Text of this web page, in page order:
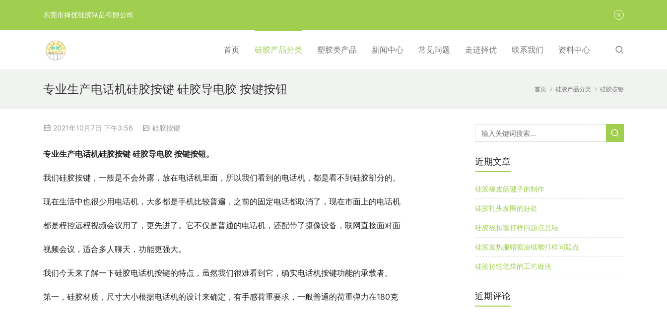
首页 硅胶产品分类 塑胶类产品 新闻中心 常见问题 走进择优 联系我们 资料中心
首页 硅胶产品分类 硅胶按键
专业生产电话机硅胶按键 硅胶导电胶 按键按钮
2021年10月7日 下午3:56 硅胶按键
专业生产电话机硅胶按键 硅胶导电胶 按键按钮。
我们硅胶按键，一般是不会外露，放在电话机里面，所以我们看到的电话机，都是看不到硅胶部分的。
现在生活中也很少用电话机，大多都是手机比较普遍，之前的固定电话都取消了，现在市面上的电话机
都是程控远程视频会议用了，更先进了。它不仅是普通的电话机，还配带了摄像设备，联网直接面对面
视频会议，适合多人聊天，功能更强大。
我们今天来了解一下硅胶电话机按键的特点，虽然我们很难看到它，确实电话机按键功能的承载者。
第一，硅胶材质，尺寸大小根据电话机的设计来确定，有手感荷重要求，一般普通的荷重弹力在180克
近期文章
硅胶橡皮筋毽子的制作
硅胶扎头发圈的好处
硅胶线扣塞打样问题点总结
硅胶发热服帽喷油镭雕打样问题点
硅胶拉链笔袋的工艺做法
近期评论
东莞市择优硅胶制品有限公司